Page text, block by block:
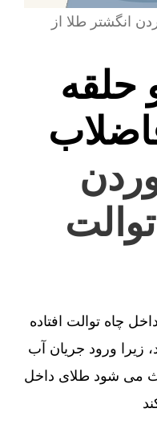
انگشتر طلا از
حلقه
چاه توالت افتاده
زیرا ورود جریان آب
می شود طلای داخل